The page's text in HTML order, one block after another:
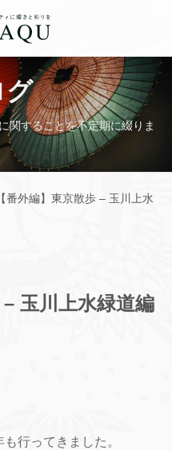
グ
関することを不定期に綴りま
【番外編】東京散歩 – 玉川上水
– 玉川上水緑道編
行ってきました。